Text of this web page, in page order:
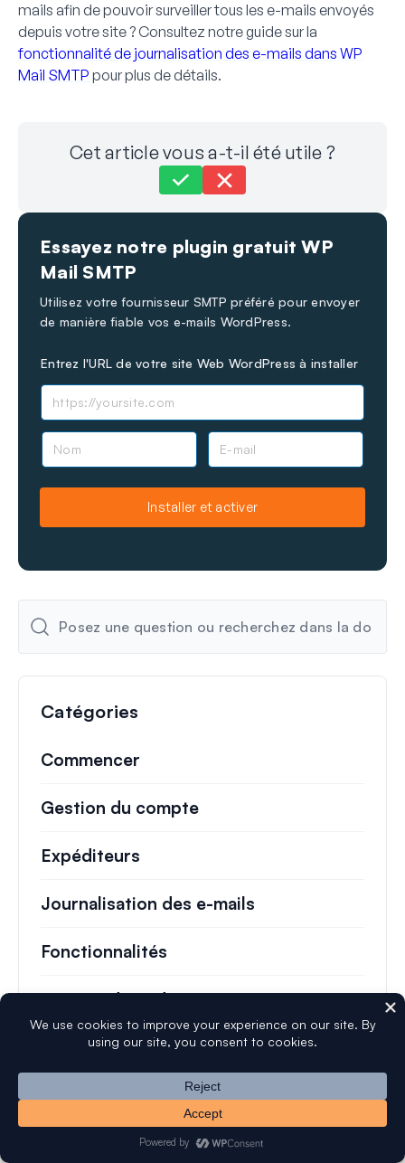
mails afin de pouvoir surveiller tous les e-mails envoyés
depuis votre site ? Consultez notre guide sur la
fonctionnalité de journalisation des e-mails dans WP
Mail SMTP pour plus de détails.
Cet article vous a-t-il été utile ?
Toujours bloqué ?
Comment pouvons-nous vous aider ?
Dernière mise à jour le 26 mars 2026
Essayez notre plugin gratuit WP
Mail SMTP
Utilisez votre fournisseur SMTP préféré pour envoyer
de manière fiable vos e-mails WordPress.
Entrez l'URL de votre site Web WordPress à installer
N
E
a
Installer et activer
Catégories
Commencer
Gestion du compte
Expéditeurs
Journalisation des e-mails
Fonctionnalités
Extraits de code
Dépannage
Les plus populaires